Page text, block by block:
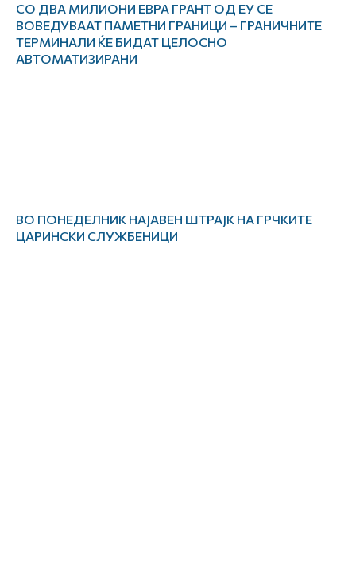
СО ДВА МИЛИОНИ ЕВРА ГРАНТ ОД ЕУ СЕ
ВОВЕДУВААТ ПАМЕТНИ ГРАНИЦИ – ГРАНИЧНИТЕ
ТЕРМИНАЛИ ЌЕ БИДАТ ЦЕЛОСНО
АВТОМАТИЗИРАНИ
ВО ПОНЕДЕЛНИК НАЈАВЕН ШТРАЈК НА ГРЧКИТЕ
ЦАРИНСКИ СЛУЖБЕНИЦИ